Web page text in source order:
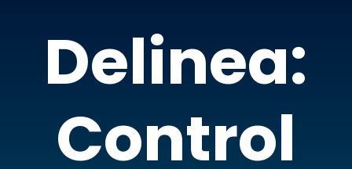
Delinea:
Control